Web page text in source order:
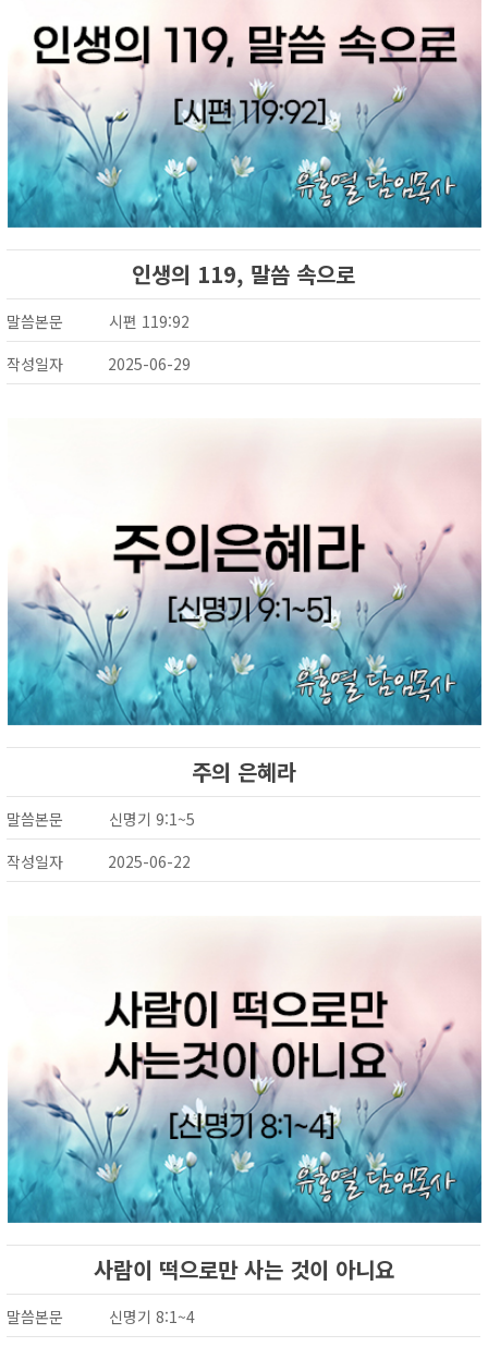
인생의 119, 말씀 속으로
말씀본문
시편 119:92
작성일자
2025-06-29
주의 은혜라
말씀본문
신명기 9:1~5
작성일자
2025-06-22
사람이 떡으로만 사는 것이 아니요
말씀본문
신명기 8:1~4